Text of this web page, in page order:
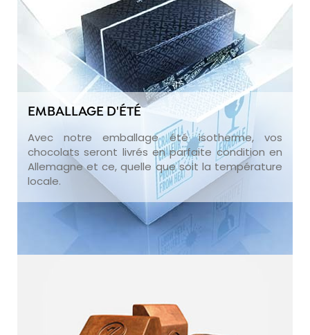
EMBALLAGE D'ÉTÉ
Avec notre emballage été isotherme, vos
chocolats seront livrés en parfaite condition en
Allemagne et ce, quelle que soit la température
locale.